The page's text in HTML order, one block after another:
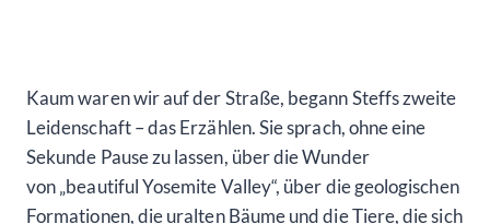
Kaum waren wir auf der Straße, begann Steffs zweite
Leidenschaft – das Erzählen. Sie sprach, ohne eine
Sekunde Pause zu lassen, über die Wunder
von „beautiful Yosemite Valley“, über die geologischen
Formationen, die uralten Bäume und die Tiere, die sich